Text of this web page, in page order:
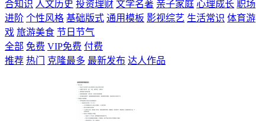
合知识 人文历史 投资理财 文学名著 亲子家庭 心理成长 职场
进阶 个性风格 基础版式 通用模板 影视综艺 生活常识 体育游
戏 旅游美食 节日节气
全部 免费 VIP免费 付费
推荐 热门 克隆最多 最新发布 达人作品